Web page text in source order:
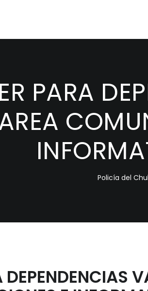
PARA
Policía del